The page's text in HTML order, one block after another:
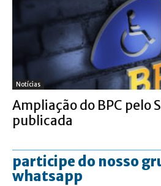
Notícias
Ampliação do BPC pelo
publicada
participe do nosso
whatsapp